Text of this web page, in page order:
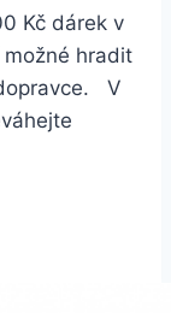
Kč dárek v
možné hradit
V